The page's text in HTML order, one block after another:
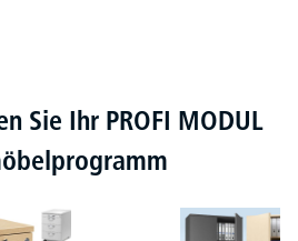
Sie Ihr PROFI MODUL